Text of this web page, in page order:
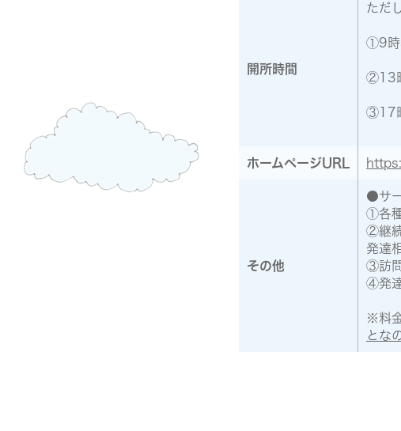
開所時間
ただ
①9時
②13
③17
ホームページURL
その他
●サ
①各
②継続
発達
③訪
④発
※料
とな